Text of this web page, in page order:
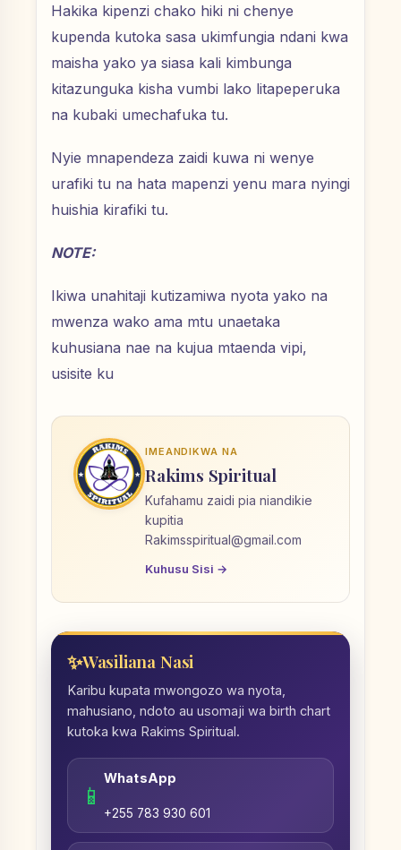
Hakika kipenzi chako hiki ni chenye
kupenda kutoka sasa ukimfungia ndani kwa
maisha yako ya siasa kali kimbunga
kitazunguka kisha vumbi lako litapeperuka
na kubaki umechafuka tu.
Nyie mnapendeza zaidi kuwa ni wenye
urafiki tu na hata mapenzi yenu mara nyingi
huishia kirafiki tu.
NOTE:
Ikiwa unahitaji kutizamiwa nyota yako na
mwenza wako ama mtu unaetaka
kuhusiana nae na kujua mtaenda vipi,
usisite ku
IMEANDIKWA NA
Rakims Spiritual
Kufahamu zaidi pia niandikie
kupitia
Rakimsspiritual@gmail.com
Kuhusu Sisi →
Wasiliana Nasi
Karibu kupata mwongozo wa nyota,
mahusiano, ndoto au usomaji wa birth chart
kutoka kwa Rakims Spiritual.
📱
WhatsApp
+255 783 930 601